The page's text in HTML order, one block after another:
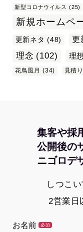
新型コロナウイルス (25)
新規ホームペ
更新ネタ (48) 更
理念 (102) 理
花鳥風月
(34) 見積り
集客や採
公開後の
ニゴロデ
しつこ
2営業日
お名前 必須